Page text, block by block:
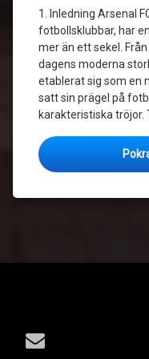
1. Inledning Arsenal
fotbollsklubbar, har
mer än ett sekel.
dagens moderna
etablerat sig som en
satt sin prägel på
karakteristiska tröjor.
E-mail